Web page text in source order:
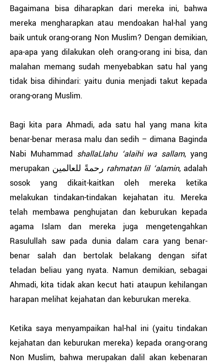
Bagaimana bisa diharapkan dari mereka ini, bahwa
mereka mengharapkan atau mendoakan hal-hal yang
baik untuk orang-orang Non Muslim? Dengan demikian,
apa-apa yang dilakukan oleh orang-orang ini bisa, dan
malahan memang sudah menyebabkan satu hal yang
tidak bisa dihindari: yaitu dunia menjadi takut kepada
orang-orang Muslim.
Bagi kita para Ahmadi, ada satu hal yang mana kita
benar-benar merasa malu dan sedih – dimana Baginda
Nabi Muhammad shallaLlahu ‘alaihi wa sallam, yang
merupakan رحمةً للعالمين rahmatan lil ‘alamin, adalah
sosok yang dikait-kaitkan oleh mereka ketika
melakukan tindakan-tindakan kejahatan itu. Mereka
telah membawa penghujatan dan keburukan kepada
agama Islam dan mereka juga mengetengahkan
Rasulullah saw pada dunia dalam cara yang benar-
benar salah dan bertolak belakang dengan sifat
teladan beliau yang nyata. Namun demikian, sebagai
Ahmadi, kita tidak akan kecut hati ataupun kehilangan
harapan melihat kejahatan dan keburukan mereka.
Ketika saya menyampaikan hal-hal ini (yaitu tindakan
kejahatan dan keburukan mereka) kepada orang-orang
Non Muslim, bahwa merupakan dalil akan kebenaran